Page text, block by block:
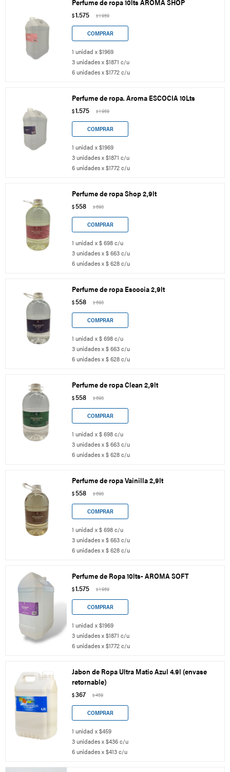
Perfume de ropa 10lts AROMA SHOP
$1.575 $1.969
1 unidad x $1969
3 unidades x $1871 c/u
6 unidades x $1772 c/u
Perfume de ropa. Aroma ESCOCIA 10Lts
$1.575 $1.969
1 unidad x $1969
3 unidades x $1871 c/u
6 unidades x $1772 c/u
Perfume de ropa Shop 2,9lt
$558 $698
1 unidad x $ 698 c/u
3 unidades x $ 663 c/u
6 unidades x $ 628 c/u
Perfume de ropa Escocia 2,9lt
$558 $698
1 unidad x $ 698 c/u
3 unidades x $ 663 c/u
6 unidades x $ 628 c/u
Perfume de ropa Clean 2,9lt
$558 $698
1 unidad x $ 698 c/u
3 unidades x $ 663 c/u
6 unidades x $ 628 c/u
Perfume de ropa Vainilla 2,9lt
$558 $698
1 unidad x $ 698 c/u
3 unidades x $ 663 c/u
6 unidades x $ 628 c/u
Perfume de Ropa 10lts- AROMA SOFT
$1.575 $1.969
1 unidad x $1969
3 unidades x $1871 c/u
6 unidades x $1772 c/u
Jabon de Ropa Ultra Matic Azul 4.9l (envase
retornable)
$367 $459
1 unidad x $459
3 unidades x $436 c/u
6 unidades x $413 c/u